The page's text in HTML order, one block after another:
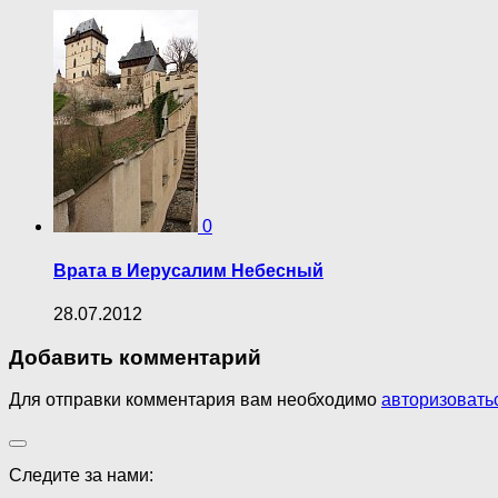
0
Врата в Иерусалим Небесный
28.07.2012
Добавить комментарий
Для отправки комментария вам необходимо
Следите за нами: